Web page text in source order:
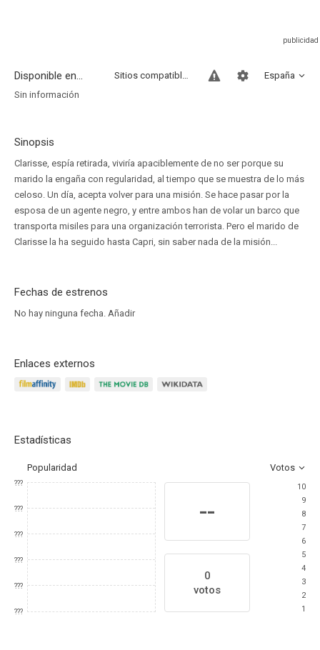
Disponible en... España
Sitios compatibles
Sin información
Sinopsis
Clarisse, espía retirada, viviría apaciblemente de no ser porque su
marido la engaña con regularidad, al tiempo que se muestra de lo más
celoso. Un día, acepta volver para una misión. Se hace pasar por la
esposa de un agente negro, y entre ambos han de volar un barco que
transporta misiles para una organización terrorista. Pero el marido de
Clarisse la ha seguido hasta Capri, sin saber nada de la misión...
Fechas de estrenos
No hay ninguna fecha. Añadir
Enlaces externos
Estadísticas
Popularidad Votos
???
???
???
???
???
???
--
0
votos
10
9
8
7
6
5
4
3
2
1